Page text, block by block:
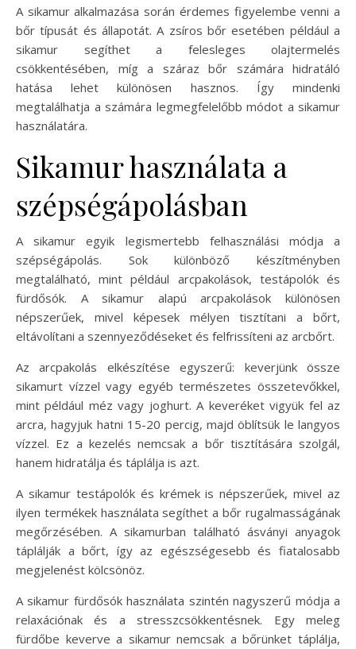
A sikamur alkalmazása során érdemes figyelembe venni a
bőr típusát és állapotát. A zsíros bőr esetében például a
sikamur segíthet a felesleges olajtermelés
csökkentésében, míg a száraz bőr számára hidratáló
hatása lehet különösen hasznos. Így mindenki
megtalálhatja a számára legmegfelelőbb módot a sikamur
használatára.
Sikamur használata a
szépségápolásban
A sikamur egyik legismertebb felhasználási módja a
szépségápolás. Sok különböző készítményben
megtalálható, mint például arcpakolások, testápolók és
fürdősók. A sikamur alapú arcpakolások különösen
népszerűek, mivel képesek mélyen tisztítani a bőrt,
eltávolítani a szennyeződéseket és felfrissíteni az arcbőrt.
Az arcpakolás elkészítése egyszerű: keverjünk össze
sikamurt vízzel vagy egyéb természetes összetevőkkel,
mint például méz vagy joghurt. A keveréket vigyük fel az
arcra, hagyjuk hatni 15-20 percig, majd öblítsük le langyos
vízzel. Ez a kezelés nemcsak a bőr tisztítására szolgál,
hanem hidratálja és táplálja is azt.
A sikamur testápolók és krémek is népszerűek, mivel az
ilyen termékek használata segíthet a bőr rugalmasságának
megőrzésében. A sikamurban található ásványi anyagok
táplálják a bőrt, így az egészségesebb és fiatalosabb
megjelenést kölcsönöz.
A sikamur fürdősók használata szintén nagyszerű módja a
relaxációnak és a stresszcsökkentésnek. Egy meleg
fürdőbe keverve a sikamur nemcsak a bőrünket táplálja,